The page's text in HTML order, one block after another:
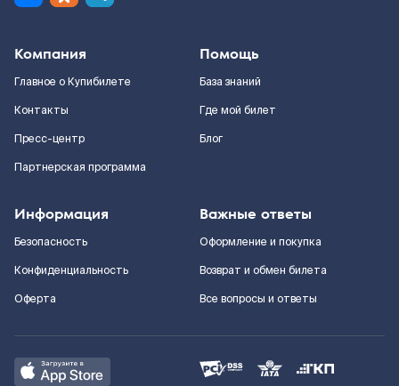
Компания
Главное о Купибилете
Контакты
Пресс-центр
Партнерская программа
Помощь
База знаний
Где мой билет
Блог
Информация
Безопасность
Конфиденциальность
Оферта
Важные ответы
Оформление и покупка
Возврат и обмен билета
Все вопросы и ответы